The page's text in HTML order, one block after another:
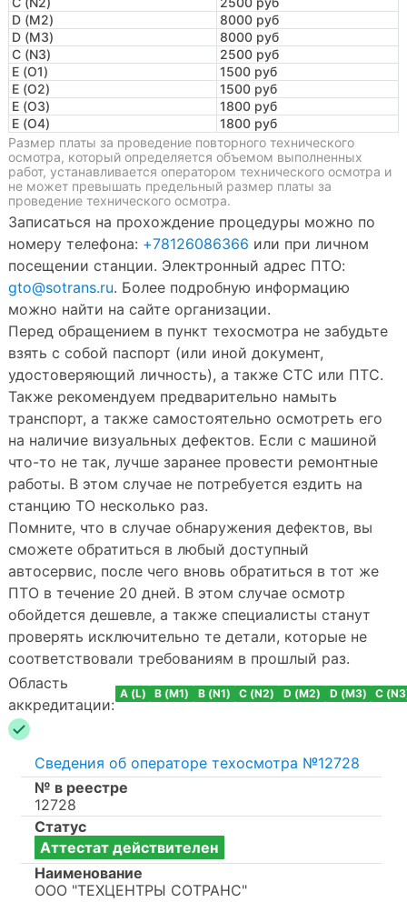
D (M2)
8000 руб
D (M3)
8000 руб
C (N3)
2500 руб
E (O1)
1500 руб
E (O2)
1500 руб
E (O3)
1800 руб
E (O4)
1800 руб
Размер платы за проведение повторного технического
осмотра, который определяется объемом выполненных
работ, устанавливается оператором технического осмотра и
не может превышать предельный размер платы за
проведение технического осмотра.
Записаться на прохождение процедуры можно по
номеру телефона: +78126086366 или при личном
посещении станции. Электронный адрес ПТО:
gto@sotrans.ru. Более подробную информацию
можно найти на сайте организации.
Перед обращением в пункт техосмотра не забудьте
взять с собой паспорт (или иной документ,
удостоверяющий личность), а также СТС или ПТС.
Также рекомендуем предварительно намыть
транспорт, а также самостоятельно осмотреть его
на наличие визуальных дефектов. Если с машиной
что-то не так, лучше заранее провести ремонтные
работы. В этом случае не потребуется ездить на
станцию ТО несколько раз.
Помните, что в случае обнаружения дефектов, вы
сможете обратиться в любый доступный
автосервис, после чего вновь обратиться в тот же
ПТО в течение 20 дней. В этом случае осмотр
обойдется дешевле, а также специалисты станут
проверять исключительно те детали, которые не
соответствовали требованиям в прошлый раз.
Область
аккредитации:
A (L) B (M1) B (N1) C (N2) D (M2) D (M3) C
Сведения об операторе техосмотра №12728
№ в реестре
12728
Статус
Аттестат действителен
Наименование
ООО "ТЕХЦЕНТРЫ СОТРАНС"